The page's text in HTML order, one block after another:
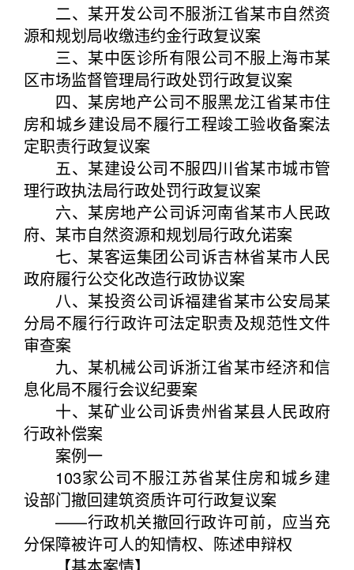
二、某开发公司不服浙江省某市自然资
源和规划局收缴违约金行政复议案
三、某中医诊所有限公司不服上海市某
区市场监督管理局行政处罚行政复议案
四、某房地产公司不服黑龙江省某市住
房和城乡建设局不履行工程竣工验收备案法
定职责行政复议案
五、某建设公司不服四川省某市城市管
理行政执法局行政处罚行政复议案
六、某房地产公司诉河南省某市人民政
府、某市自然资源和规划局行政允诺案
七、某客运集团公司诉吉林省某市人民
政府履行公交化改造行政协议案
八、某投资公司诉福建省某市公安局某
分局不履行行政许可法定职责及规范性文件
审查案
九、某机械公司诉浙江省某市经济和信
息化局不履行会议纪要案
十、某矿业公司诉贵州省某县人民政府
行政补偿案
案例一
103家公司不服江苏省某住房和城乡建
设部门撤回建筑资质许可行政复议案
——行政机关撤回行政许可前，应当充
分保障被许可人的知情权、陈述申辩权